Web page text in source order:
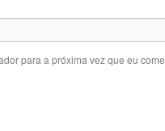
para a próxima vez que eu